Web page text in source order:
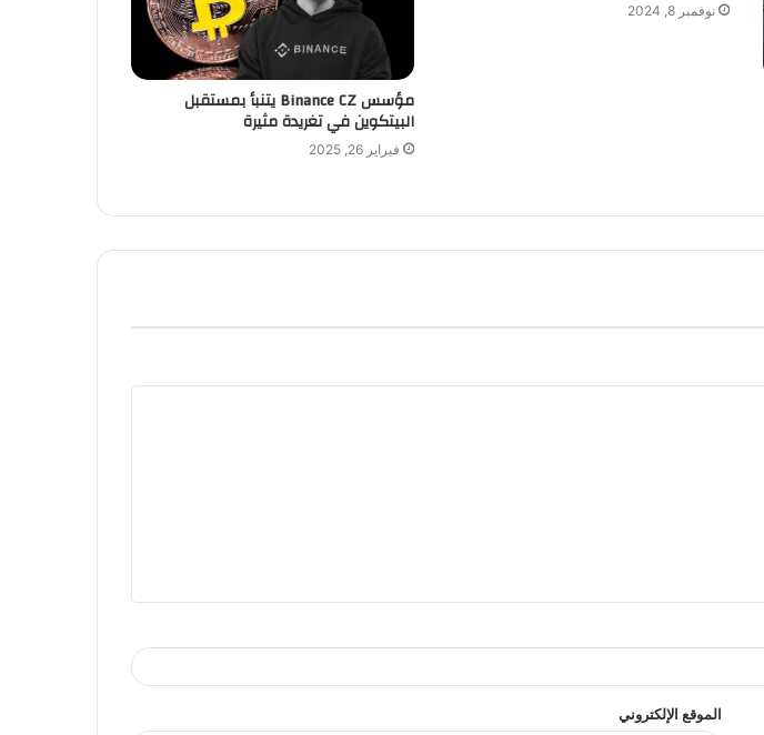
نوفمبر 8, 2024
مؤسس Binance CZ يتنبأ بمستقبل
البيتكوين في تغريدة مثيرة
فبراير 26, 2025
الموقع الإلكتروني